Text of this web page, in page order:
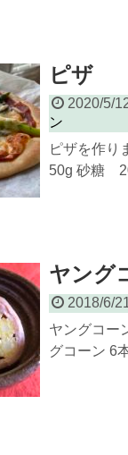
ピザ
2020/5/
ン
ピザを作
50g 砂糖
ヤング
2018/6/
ヤングコー
グコーン 6